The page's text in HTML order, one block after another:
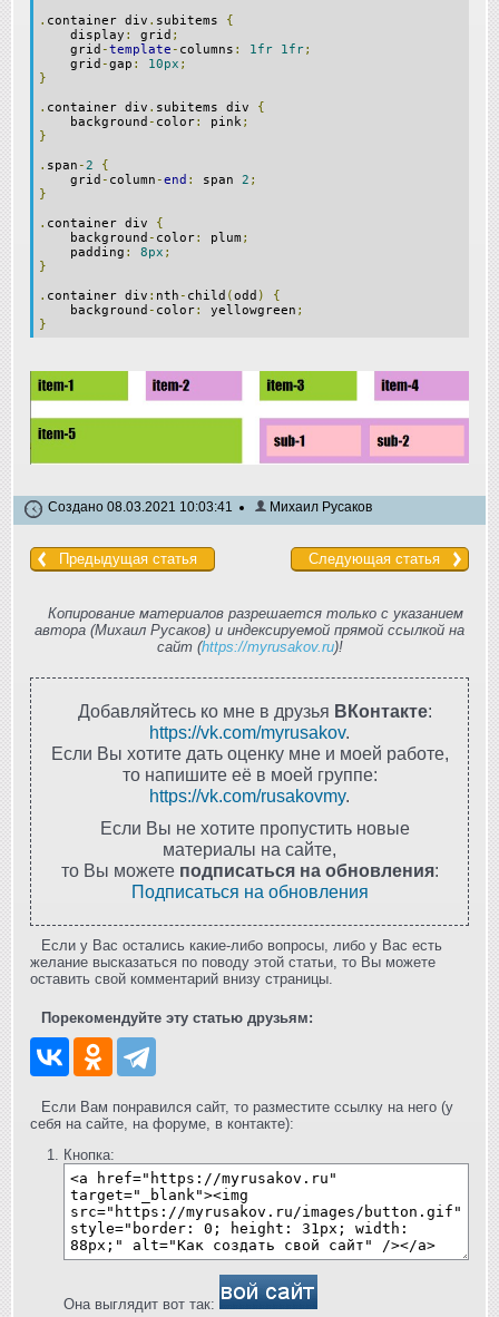
. container div . subitems {
display : grid ;
grid -template - columns : 1fr 1fr;
grid -gap : 10px ;
}
. container div . subitems div {
background - color: pink;
}
. span -2
{
grid - column -end : span 2 ;
}
. container div {
background - color: plum ;
padding : 8px ;
}
. container div : nth - child (odd )
{
background - color: yellowgreen ;
}
Создано 08.03.2021 10:03:41 Михаил Русаков
Предыдущая статья Следующая статья
Копирование материалов разрешается только с указанием
автора (Михаил Русаков) и индексируемой прямой ссылкой на
сайт (https://myrusakov.ru)!
Добавляйтесь ко мне в друзья ВКонтакте:
https://vk.com/myrusakov.
Если Вы хотите дать оценку мне и моей работе,
то напишите её в моей группе:
https://vk.com/rusakovmy.
Если Вы не хотите пропустить новые
материалы на сайте,
то Вы можете подписаться на обновления:
Подписаться на обновления
Если у Вас остались какие-либо вопросы, либо у Вас есть
желание высказаться по поводу этой статьи, то Вы можете
оставить свой комментарий внизу страницы.
Порекомендуйте эту статью друзьям:
Если Вам понравился сайт, то разместите ссылку на него (у
себя на сайте, на форуме, в контакте):
Кнопка:
Она выглядит вот так: